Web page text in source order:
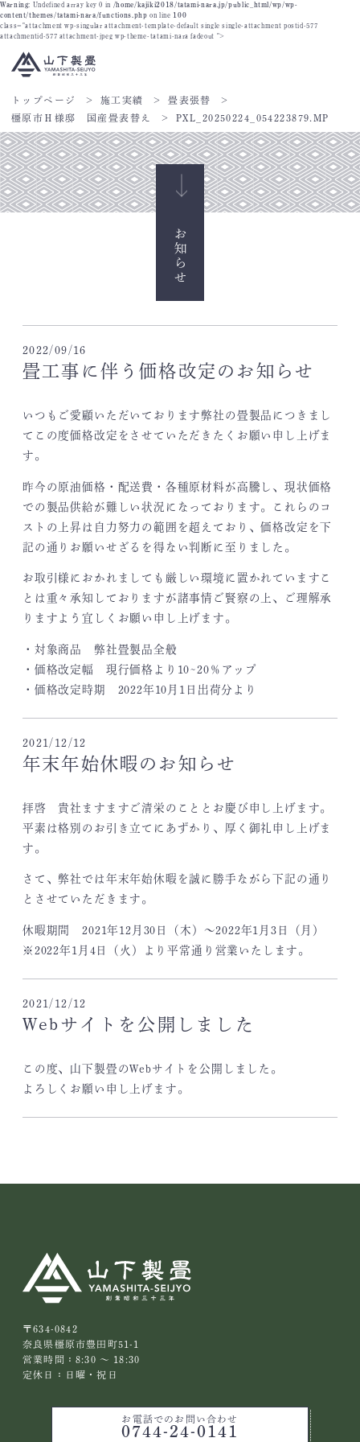
Warning: Undefined array key 0 in /home/kajiki2018/tatami-nara.jp/public_html/wp/wp-
content/themes/tatami-nara/functions.php on line 100
class="attachment wp-singular attachment-template-default single single-attachment postid-577
attachmentid-577 attachment-jpeg wp-theme-tatami-nara fadeout ">
トップページ 施工実績
畳表張替
橿原市Ｈ様邸 国産畳表替え
PXL_20250224_054223879.MP
お知らせ
2022/09/16
畳工事に伴う価格改定のお知らせ
いつもご愛顧いただいております弊社の畳製品につきまし
てこの度価格改定をさせていただきたくお願い申し上げま
す。
昨今の原油価格・配送費・各種原材料が高騰し、現状価格
での製品供給が難しい状況になっております。これらのコ
ストの上昇は自力努力の範囲を超えており、価格改定を下
記の通りお願いせざるを得ない判断に至りました。
お取引様におかれましても厳しい環境に置かれていますこ
とは重々承知しておりますが諸事情ご賢察の上、ご理解承
りますよう宜しくお願い申し上げます。
・対象商品 弊社畳製品全般
・価格改定幅 現行価格より10~20％アップ
・価格改定時期 2022年10月1日出荷分より
2021/12/12
年末年始休暇のお知らせ
拝啓 貴社ますますご清栄のこととお慶び申し上げます。
平素は格別のお引き立てにあずかり、厚く御礼申し上げま
す。
さて、弊社では年末年始休暇を誠に勝手ながら下記の通り
とさせていただきます。
休暇期間 2021年12月30日（木）～2022年1月3日（月）
※2022年1月4日（火）より平常通り営業いたします。
2021/12/12
Webサイトを公開しました
この度、山下製畳のWebサイトを公開しました。
よろしくお願い申し上げます。
〒634-0842
奈良県橿原市豊田町51-1
営業時間：8:30 ～ 18:30
定休日：日曜・祝日
お電話でのお問い合わせ
0744-24-0141